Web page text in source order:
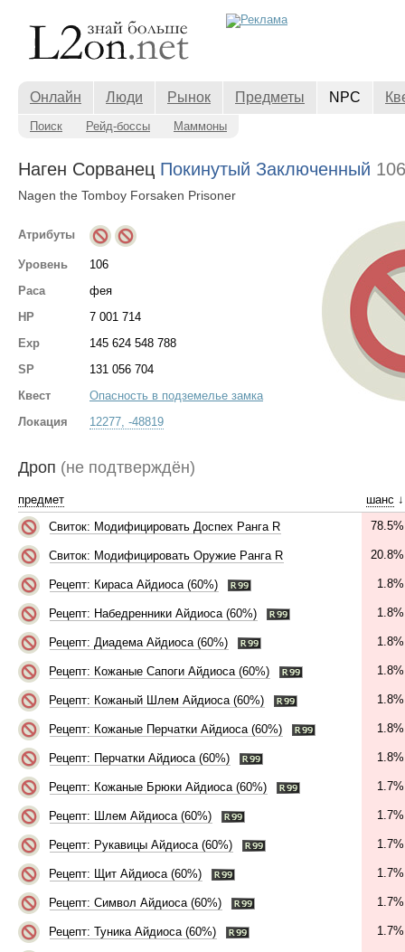
Онлайн Люди Рынок Предметы NPC
Поиск Рейд-боссы Маммоны
Наген Сорванец Покинутый Заключенный
Nagen the Tomboy Forsaken Prisoner
Атрибуты
Уровень
106
Раса
фея
HP
7 001 714
Exp
145 624 548 788
SP
131 056 704
Квест
Опасность в подземелье замка
Локация
12277, -48819
Дроп (не подтверждён)
предмет шанс ↓
Свиток: Модифицировать Доспех Ранга R
78.5%
Свиток: Модифицировать Оружие Ранга R 20.8%
Рецепт: Кираса Айдиоса (60%) 1.8%
Рецепт: Набедренники Айдиоса (60%) 1.8%
Рецепт: Диадема Айдиоса (60%) 1.8%
Рецепт: Кожаные Сапоги Айдиоса (60%) 1.8%
Рецепт: Кожаный Шлем Айдиоса (60%) 1.8%
Рецепт: Кожаные Перчатки Айдиоса (60%) 1.8%
Рецепт: Перчатки Айдиоса (60%) 1.8%
Рецепт: Кожаные Брюки Айдиоса (60%) 1.7%
Рецепт: Шлем Айдиоса (60%) 1.7%
Рецепт: Рукавицы Айдиоса (60%) 1.7%
Рецепт: Щит Айдиоса (60%) 1.7%
Рецепт: Символ Айдиоса (60%) 1.7%
Рецепт: Туника Айдиоса (60%) 1.7%